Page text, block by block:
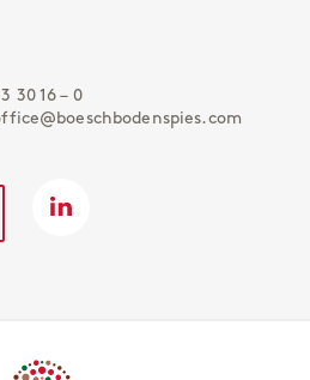
30 16 – 0